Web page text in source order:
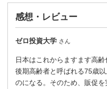
感想・レビュー
ゼロ投資大学 さん
日本はこれからますます高
後期高齢者と呼ばれる75歳
のになる。そのため、販促